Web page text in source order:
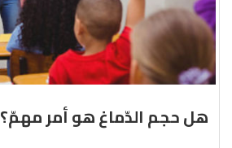
هل حجم الدّماغ هو أمر مهمّ؟